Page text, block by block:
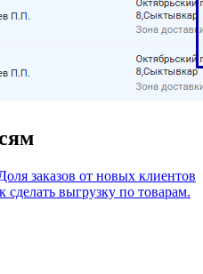
заказов от новых клиентов
сделать выгрузку по товарам.